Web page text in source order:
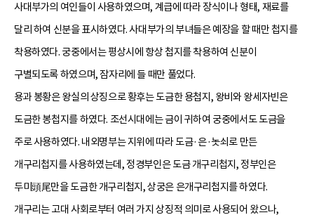
사대부가의 여인들이 사용하였으며, 계급에 따라 장식이나 형태, 재료를
달리 하여 신분을 표시하였다. 사대부가의 부녀들은 예장을 할 때만 첩지를
착용하였다. 궁중에서는 평상시에 항상 첩지를 착용하여 신분이
구별되도록 하였으며, 잠자리에 들 때만 풀었다.
용과 봉황은 왕실의 상징으로 황후는 도금한 용첩지, 왕비와 왕세자빈은
도금한 봉첩지를 하였다. 조선시대에는 금이 귀하여 궁중에서도 도금을
주로 사용하였다. 내외명부는 지위에 따라 도금·은·놋쇠로 만든
개구리첩지를 사용하였는데, 정경부인은 도금 개구리첩지, 정부인은
두미頭尾만을 도금한 개구리첩지, 상궁은 은개구리첩지를 하였다.
개구리는 고대 사회로부터 여러 가지 상징적 의미로 사용되어 왔으나,